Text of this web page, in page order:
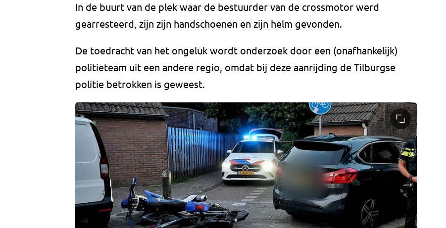
In de buurt van de plek waar de bestuurder van de crossmotor werd
gearresteerd, zijn zijn handschoenen en zijn helm gevonden.
De toedracht van het ongeluk wordt onderzoek door een (onafhankelijk)
politieteam uit een andere regio, omdat bij deze aanrijding de Tilburgse
politie betrokken is geweest.